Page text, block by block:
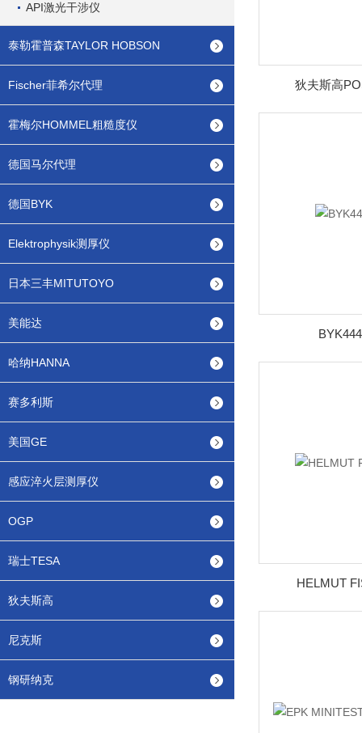
API激光干涉仪
泰勒霍普森TAYLOR HOBSON
Fischer菲希尔代理
霍梅尔HOMMEL粗糙度仪
德国马尔代理
德国BYK
Elektrophysik测厚仪
日本三丰MITUTOYO
美能达
哈纳HANNA
赛多利斯
美国GE
感应淬火层测厚仪
OGP
瑞士TESA
狄夫斯高
尼克斯
钢研纳克
狄夫斯高
HELMUT